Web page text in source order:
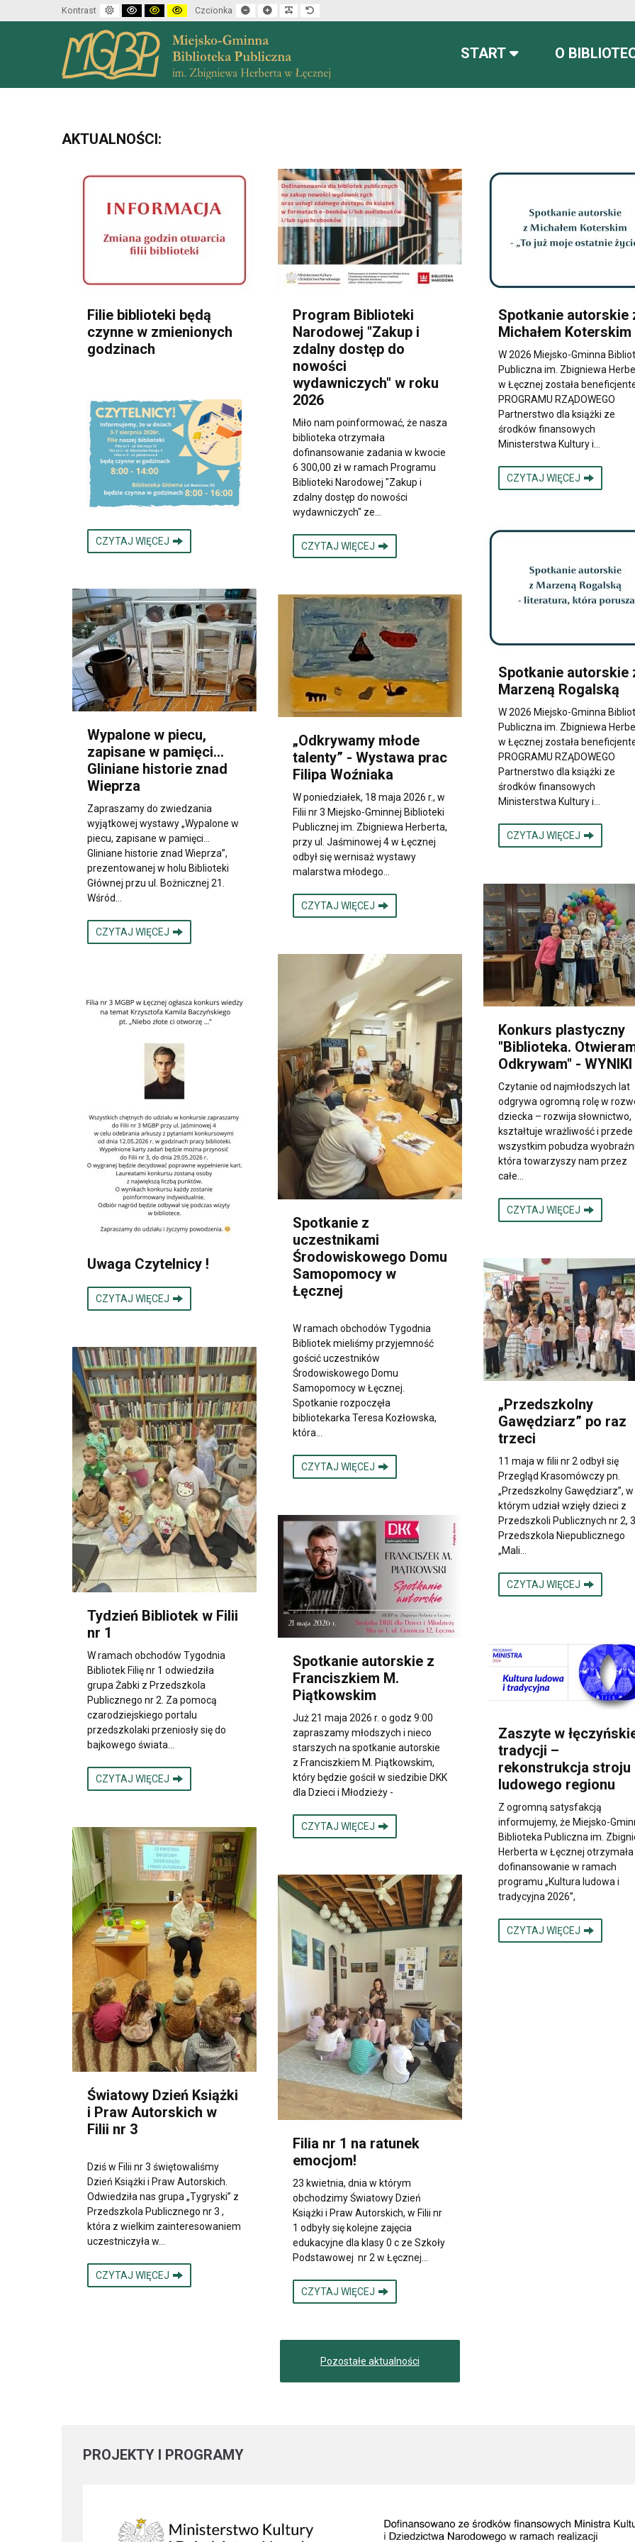
Kontrast Default mode
High contrast black white mode
High contrast black yellow mode
High contrast yellow black mode
Czcionka Set smaller font
Set larger font
Make font more readable
START O
AKTUALNOŚCI:
Filie biblioteki będą
czynne w zmienionych
godzinach
CZYTAJ WIĘCEJ
Program Biblioteki
Narodowej "Zakup i
zdalny dostęp do
nowości
wydawniczych" w roku
2026
Miło nam poinformować, że nasza
biblioteka otrzymała
dofinansowanie zadania w kwocie
6 300,00 zł w ramach Programu
Biblioteki Narodowej "Zakup i
zdalny dostęp do nowości
wydawniczych" ze…
CZYTAJ WIĘCEJ
Spotkanie autorskie
Michałem Koterskim
W 2026 Miejsko-Gminna
Publiczna im. Zbigniewa
w Łęcznej została
PROGRAMU RZĄDOWEGO
Partnerstwo dla książki ze
środków finansowych
Ministerstwa Kultury i…
CZYTAJ WIĘCEJ
Spotkanie autorskie
Marzeną Rogalską
W 2026 Miejsko-Gminna
Publiczna im. Zbigniewa
w Łęcznej została
PROGRAMU RZĄDOWEGO
Partnerstwo dla książki ze
środków finansowych
Ministerstwa Kultury i…
CZYTAJ WIĘCEJ
Wypalone w piecu,
zapisane w pamięci...
Gliniane historie znad
Wieprza
Zapraszamy do zwiedzania
wyjątkowej wystawy „Wypalone w
piecu, zapisane w pamięci...
Gliniane historie znad Wieprza”,
prezentowanej w holu Biblioteki
Głównej przu ul. Bożnicznej 21.
Wśród…
CZYTAJ WIĘCEJ
„Odkrywamy młode
talenty” - Wystawa prac
Filipa Woźniaka
W poniedziałek, 18 maja 2026 r., w
Filii nr 3 Miejsko-Gminnej Biblioteki
Publicznej im. Zbigniewa Herberta,
przy ul. Jaśminowej 4 w Łęcznej
odbył się wernisaż wystawy
malarstwa młodego…
CZYTAJ WIĘCEJ
Konkurs plastyczny
"Biblioteka.
Odkrywam" - WYNIKI
Czytanie od najmłodszych lat
odgrywa ogromną rolę w
dziecka – rozwija słownictwo,
kształtuje wrażliwość i przede
wszystkim pobudza
która towarzyszy nam przez
całe…
CZYTAJ WIĘCEJ
Spotkanie z
uczestnikami
Środowiskowego Domu
Samopomocy w
Łęcznej
W ramach obchodów Tygodnia
Bibliotek mieliśmy przyjemność
gościć uczestników
Środowiskowego Domu
Samopomocy w Łęcznej.
Spotkanie rozpoczęła
bibliotekarka Teresa Kozłowska,
która…
CZYTAJ WIĘCEJ
Uwaga Czytelnicy !
CZYTAJ WIĘCEJ
„Przedszkolny
Gawędziarz” po raz
trzeci
11 maja w filii nr 2 odbył się
Przegląd Krasomówczy pn.
„Przedszkolny Gawędziarz”, w
którym udział wzięły dzieci z
Przedszkoli Publicznych nr 2,
Przedszkola Niepublicznego
„Mali…
CZYTAJ WIĘCEJ
Tydzień Bibliotek w Filii
nr 1
W ramach obchodów Tygodnia
Bibliotek Filię nr 1 odwiedziła
grupa Żabki z Przedszkola
Publicznego nr 2. Za pomocą
czarodziejskiego portalu
przedszkolaki przeniosły się do
bajkowego świata…
CZYTAJ WIĘCEJ
Spotkanie autorskie z
Franciszkiem M.
Piątkowskim
Już 21 maja 2026 r. o godz 9:00
zapraszamy młodszych i nieco
starszych na spotkanie autorskie
z Franciszkiem M. Piątkowskim,
który będzie gościł w siedzibie DKK
dla Dzieci i Młodzieży -
CZYTAJ WIĘCEJ
Zaszyte w
tradycji –
rekonstrukcja stroju
ludowego regionu
Z ogromną satysfakcją
informujemy, że Miejsko-
Biblioteka Publiczna im.
Herberta w Łęcznej otrzymała
dofinansowanie w ramach
programu „Kultura ludowa i
tradycyjna 2026”,
CZYTAJ WIĘCEJ
Światowy Dzień Książki
i Praw Autorskich w
Filii nr 3
Dziś w Filii nr 3 świętowaliśmy
Dzień Książki i Praw Autorskich.
Odwiedziła nas grupa „Tygryski” z
Przedszkola Publicznego nr 3 ,
która z wielkim zainteresowaniem
uczestniczyła w…
CZYTAJ WIĘCEJ
Filia nr 1 na ratunek
emocjom!
23 kwietnia, dnia w którym
obchodzimy Światowy Dzień
Książki i Praw Autorskich, w Filii nr
1 odbyły się kolejne zajęcia
edukacyjne dla klasy 0 c ze Szkoły
Podstawowej nr 2 w Łęcznej…
CZYTAJ WIĘCEJ
Pozostałe aktualności
PROJEKTY I PROGRAMY